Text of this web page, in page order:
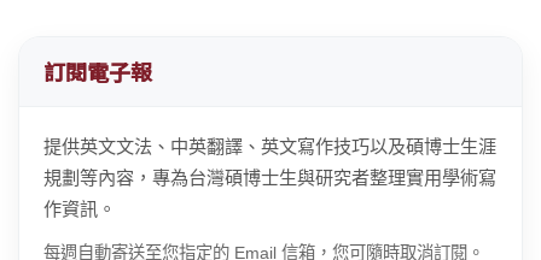
訂閱電子報
提供英文文法、中英翻譯、英文寫作技巧以及碩博士生涯
規劃等內容，專為台灣碩博士生與研究者整理實用學術寫
作資訊。
每週自動寄送至您指定的 Email 信箱，您可隨時取消訂閱。